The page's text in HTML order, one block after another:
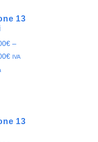
13
€ –
€ IVA
13